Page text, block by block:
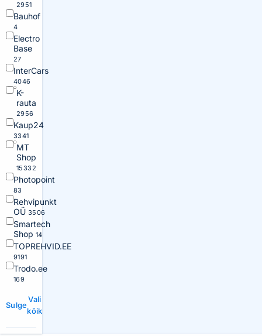
2951
Bauhof
4
Electro
Base
27
InterCars
4046
K-
rauta
2956
Kaup24
3341
MT
Shop
15332
Photopoint
83
Rehvipunkt
OÜ 3506
Smartech
Shop 14
TOPREHVID.EE
9191
Trodo.ee
169
Sulge
Vali
kõik